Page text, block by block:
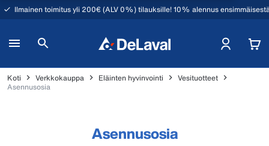
Ilmainen toimitus yli 200€ (ALV 0%) tilauksille! 10% alennus
Koti Verkkokauppa Eläinten hyvinvointi
Vesituotteet
Asennusosia
Asennusosia